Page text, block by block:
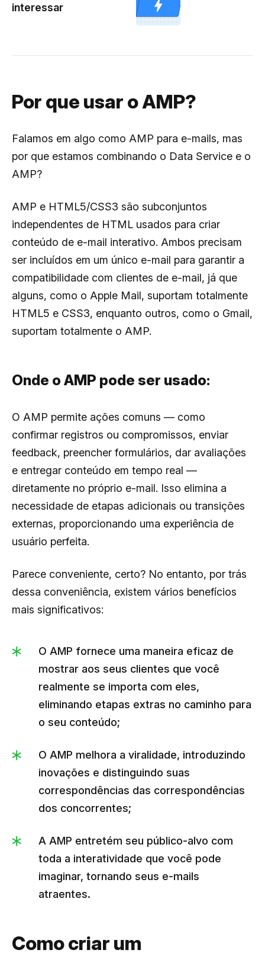
interessar
Por que usar o AMP?
Falamos em algo como AMP para e-mails, mas
por que estamos combinando o Data Service e o
AMP?
AMP e HTML5/CSS3 são subconjuntos
independentes de HTML usados para criar
conteúdo de e-mail interativo. Ambos precisam
ser incluídos em um único e-mail para garantir a
compatibilidade com clientes de e-mail, já que
alguns, como o Apple Mail, suportam totalmente
HTML5 e CSS3, enquanto outros, como o Gmail,
suportam totalmente o AMP.
Onde o AMP pode ser usado:
O AMP permite ações comuns — como
confirmar registros ou compromissos, enviar
feedback, preencher formulários, dar avaliações
e entregar conteúdo em tempo real —
diretamente no próprio e-mail. Isso elimina a
necessidade de etapas adicionais ou transições
externas, proporcionando uma experiência de
usuário perfeita.
Parece conveniente, certo? No entanto, por trás
dessa conveniência, existem vários benefícios
mais significativos:
O AMP fornece uma maneira eficaz de
mostrar aos seus clientes que você
realmente se importa com eles,
eliminando etapas extras no caminho para
o seu conteúdo;
O AMP melhora a viralidade, introduzindo
inovações e distinguindo suas
correspondências das correspondências
dos concorrentes;
A AMP entretém seu público-alvo com
toda a interatividade que você pode
imaginar, tornando seus e-mails
atraentes.
Como criar um